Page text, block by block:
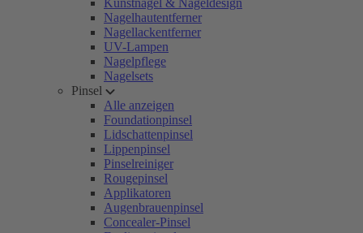
Kunstnägel & Nageldesign
Nagelhautentferner
Nagellackentferner
UV-Lampen
Nagelpflege
Nagelsets
Pinsel
Alle anzeigen
Foundationpinsel
Lidschattenpinsel
Lippenpinsel
Pinselreiniger
Rougepinsel
Applikatoren
Augenbrauenpinsel
Concealer-Pinsel